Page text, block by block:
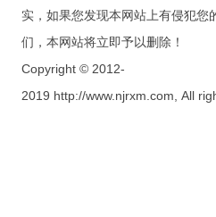
实，如果您发现本网站上有侵犯您
们，本网站将立即予以删除！
Copyright © 2012-
2019 http://www.njrxm.com, All